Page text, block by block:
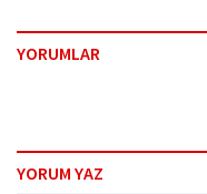
YORUMLAR
YORUM YAZ